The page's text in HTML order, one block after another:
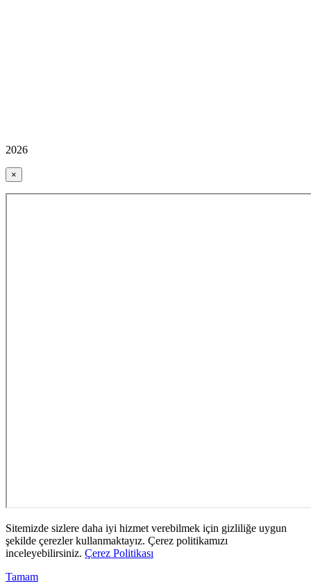
2026
×
Sitemizde sizlere daha iyi hizmet verebilmek için gizliliğe uygun
şekilde çerezler kullanmaktayız. Çerez politikamızı
inceleyebilirsiniz. Çerez Politikası
Tamam